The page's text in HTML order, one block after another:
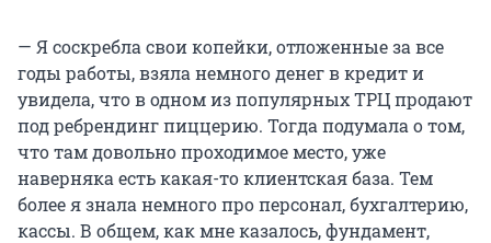
— Я соскребла свои копейки, отложенные за все
годы работы, взяла немного денег в кредит и
увидела, что в одном из популярных ТРЦ продают
под ребрендинг пиццерию. Тогда подумала о том,
что там довольно проходимое место, уже
наверняка есть какая-то клиентская база. Тем
более я знала немного про персонал, бухгалтерию,
кассы. В общем, как мне казалось, фундамент,